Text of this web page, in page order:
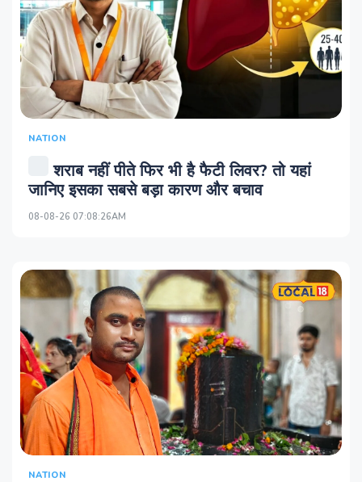
NATION
शराब नहीं पीते फिर भी है फैटी लिवर? तो यहां
जानिए इसका सबसे बड़ा कारण और बचाव
08-08-26 07:08:26AM
NATION